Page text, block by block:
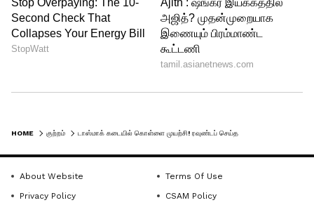
HOME குற்றம்
About Website
Terms Of Use
Privacy Policy
CSAM Policy